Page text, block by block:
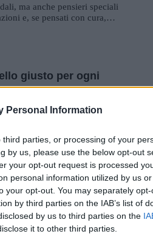
Personal Information
parties, or processing of your
by us, please use the below opt-out
your opt-out request is processed
personal information utilized by us
your opt-out. You may separately
by third parties on the IAB’s list of
by us to third parties on the
it to other third parties.
ma anche pensieri speciali
e, se pensati con cura,
giusto per ogni
Una guida pratica su
per ogni occasione d'uso.
perfetta per la
modelli must-have
per questa stagione?